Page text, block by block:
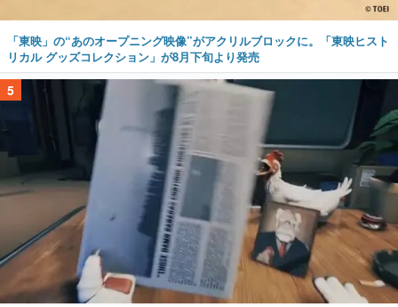
「東映」の“あのオープニング映像”がアクリルブロックに。「東映ヒスト
リカル グッズコレクション」が8月下旬より発売
5